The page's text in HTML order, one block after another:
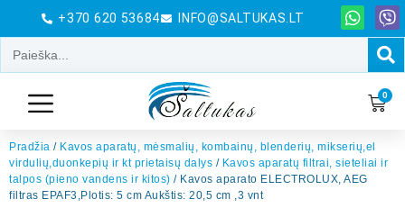
+370 620 53684 INFO@SALTUKAS.LT
0
Pradžia / Kavos aparatų, mėsmalių, kombainų, blenderių, mikserių,el
virdulių,duonkepių ir kt prietaisų dalys / Kavos aparatų filtrai, sieteliai ir
talpos (pieno vandens ir kitos) / Kavos aparato ELECTROLUX, AEG
filtras EPAF3,Plotis: 5 cm Aukštis: 20,5 cm ,3 vnt